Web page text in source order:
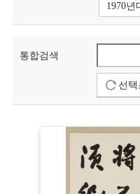
1970년
통합검색
선